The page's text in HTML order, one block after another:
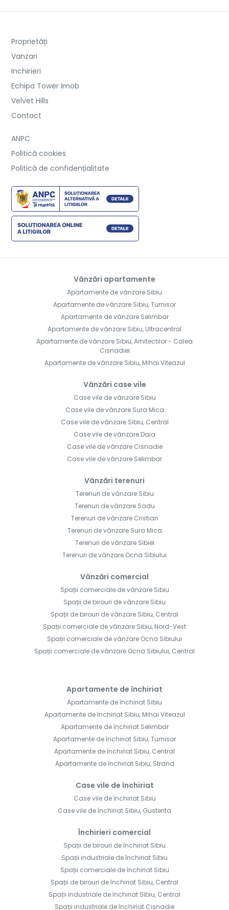
Proprietăți
Vanzari
Inchirieri
Echipa Tower Imob
Velvet Hills
Contact
ANPC
Politică cookies
Politică de confidențialitate
Vânzări apartamente
Apartamente de vânzare Sibiu
Apartamente de vânzare Sibiu, Turnisor
Apartamente de vânzare Selimbar
Apartamente de vânzare Sibiu, Ultracentral
Apartamente de vânzare Sibiu, Arhitectilor - Calea
Cisnadiei
Apartamente de vânzare Sibiu, Mihai Viteazul
Vânzări case vile
Case vile de vânzare Sibiu
Case vile de vânzare Sura Mica
Case vile de vânzare Sibiu, Central
Case vile de vânzare Daia
Case vile de vânzare Cisnadie
Case vile de vânzare Selimbar
Vânzări terenuri
Terenuri de vânzare Sibiu
Terenuri de vânzare Sadu
Terenuri de vânzare Cristian
Terenuri de vânzare Sura Mica
Terenuri de vânzare Sibiel
Terenuri de vânzare Ocna Sibiului
Vânzări comercial
Spații comerciale de vânzare Sibiu
Spații de birouri de vânzare Sibiu
Spații de birouri de vânzare Sibiu, Central
Spații comerciale de vânzare Sibiu, Nord-Vest
Spații comerciale de vânzare Ocna Sibiului
Spații comerciale de vânzare Ocna Sibiului, Central
Apartamente de închiriat
Apartamente de închiriat Sibiu
Apartamente de închiriat Sibiu, Mihai Viteazul
Apartamente de închiriat Selimbar
Apartamente de închiriat Sibiu, Turnisor
Apartamente de închiriat Sibiu, Central
Apartamente de închiriat Sibiu, Strand
Case vile de închiriat
Case vile de închiriat Sibiu
Case vile de închiriat Sibiu, Gusterita
Închirieri comercial
Spații de birouri de închiriat Sibiu
Spații industriale de închiriat Sibiu
Spații comerciale de închiriat Sibiu
Spații de birouri de închiriat Sibiu, Central
Spații industriale de închiriat Sibiu, Central
Spații industriale de închiriat Cisnadie